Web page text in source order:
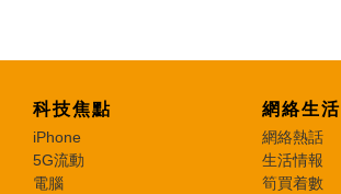
科技焦點
iPhone
5G流動
電腦
網絡生活
網絡熱話
生活情報
筍買着數